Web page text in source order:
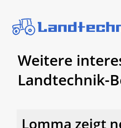
Weitere
Landtechnik-
Lomma zeigt